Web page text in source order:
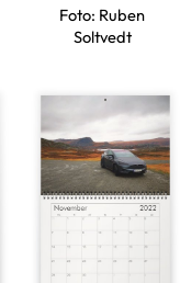
Foto: Ruben
Soltvedt